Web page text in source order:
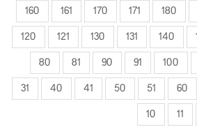
10 11
31 40 41 50 51 60
80 81 90 91 100
120 121 130 131 140
160 161 170 171 180